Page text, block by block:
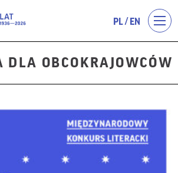
PL/ EN
DLA OBCOKRAJOWCÓW